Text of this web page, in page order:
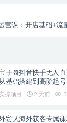
营课：开店基础+流
子哥抖音快手无人
从基础搭建到高阶起
自动化直播变现体系
实操项目 2 天前
贸人海外获客专属